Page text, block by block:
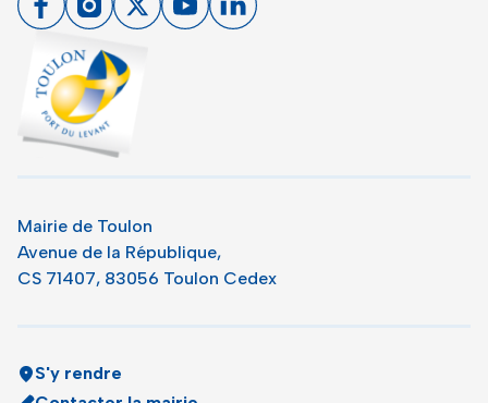
Mairie de Toulon
Avenue de la République,
CS 71407, 83056 Toulon Cedex
S'y rendre